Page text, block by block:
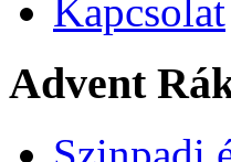
Kapcsolat
Advent